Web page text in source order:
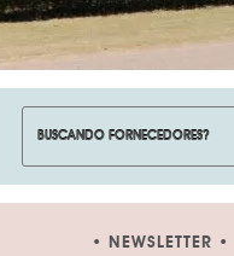
NEWSLETTER